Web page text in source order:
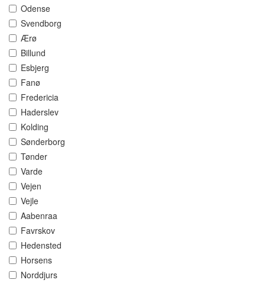
Odense
Svendborg
Ærø
Billund
Esbjerg
Fanø
Fredericia
Haderslev
Kolding
Sønderborg
Tønder
Varde
Vejen
Vejle
Aabenraa
Favrskov
Hedensted
Horsens
Norddjurs